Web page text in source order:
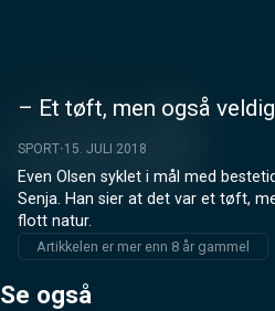
– Et tøft, men også
SPORT 15. JULI 2018
Even Olsen syklet i mål med
Senja. Han sier at det var et tøft,
flott natur.
Artikkelen er mer enn 8 år gammel
Se også